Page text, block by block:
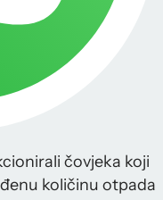
čovjeka koji
količinu otpada